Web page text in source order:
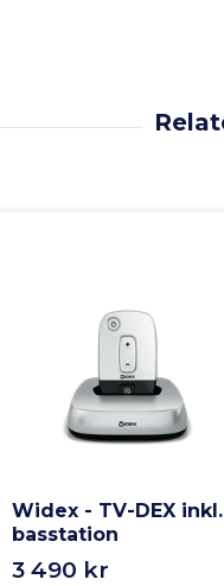
Widex - TV-DEX inkl.
basstation
3 490 kr